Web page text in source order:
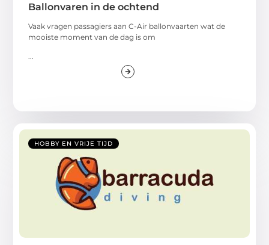
Ballonvaren in de ochtend
Vaak vragen passagiers aan C-Air ballonvaarten wat de
mooiste moment van de dag is om
...
HOBBY EN VRIJE TIJD